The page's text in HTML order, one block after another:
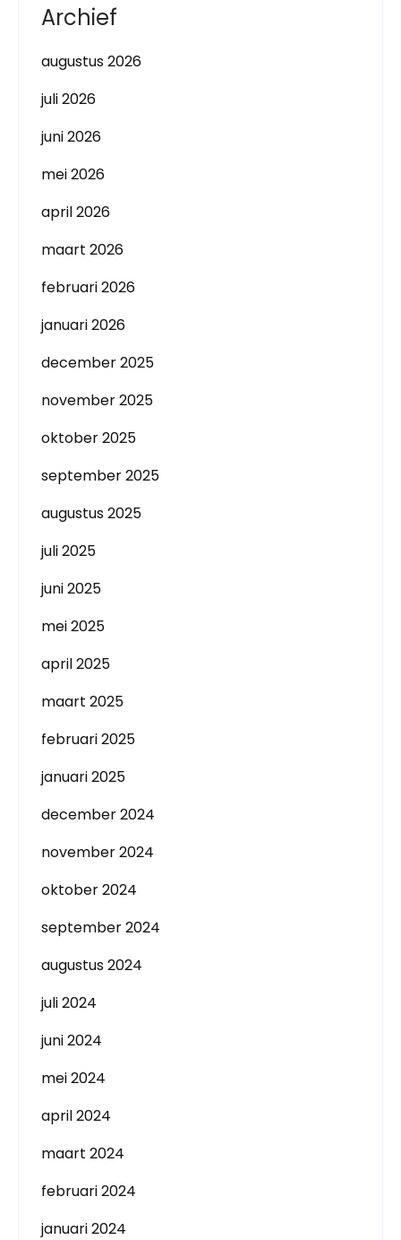
Archief
augustus 2026
juli 2026
juni 2026
mei 2026
april 2026
maart 2026
februari 2026
januari 2026
december 2025
november 2025
oktober 2025
september 2025
augustus 2025
juli 2025
juni 2025
mei 2025
april 2025
maart 2025
februari 2025
januari 2025
december 2024
november 2024
oktober 2024
september 2024
augustus 2024
juli 2024
juni 2024
mei 2024
april 2024
maart 2024
februari 2024
januari 2024